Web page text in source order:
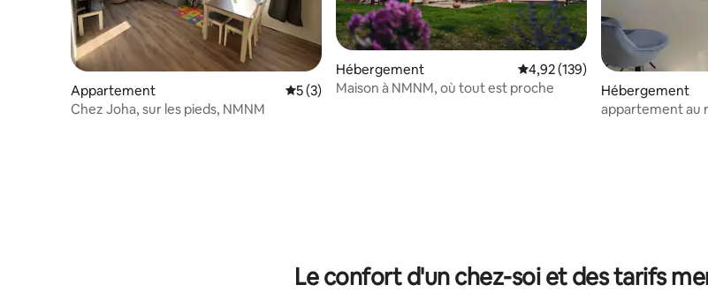
Appartement Évaluation moyenne sur la base de 3 commentaires : 5 sur 5
5 (3)
Chez Joha, sur les pieds, NMNM
Hébergement Évaluation moyenne sur la
4,92 (139)
Maison à NMNM, où tout est proche
Hébergement
appartement au
Le confort d'un chez-soi et des tarifs